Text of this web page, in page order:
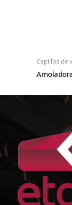
Cepillos de